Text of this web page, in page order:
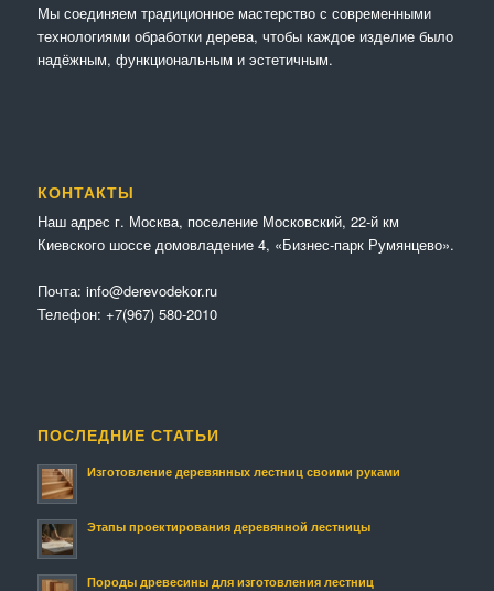
Мы соединяем традиционное мастерство с современными
технологиями обработки дерева, чтобы каждое изделие было
надёжным, функциональным и эстетичным.
КОНТАКТЫ
Наш адрес г. Москва, поселение Московский, 22-й км
Киевского шоссе домовладение 4, «Бизнес-парк Румянцево».
Почта: info@derevodekor.ru
Телефон: +7(967) 580-2010
ПОСЛЕДНИЕ СТАТЬИ
Изготовление деревянных лестниц своими руками
Этапы проектирования деревянной лестницы
Породы древесины для изготовления лестниц